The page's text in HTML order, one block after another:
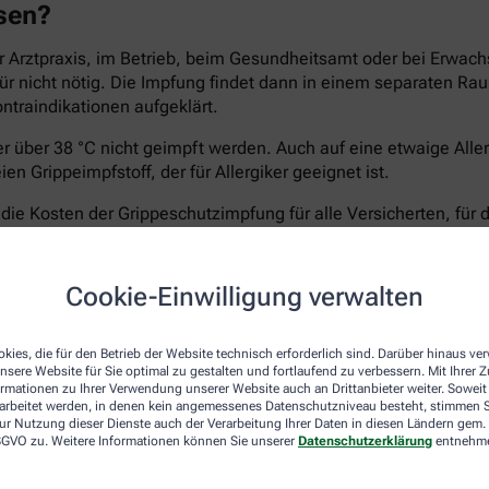
Cookie-Einwilligung verwalten
die für den Betrieb der Website technisch erforderlich sind. Darüber hinaus
Website für Sie optimal zu gestalten und fortlaufend zu verbessern. Mit Ihrer
zu Ihrer Verwendung unserer Website auch an Drittanbieter weiter. Soweit
werden, in denen kein angemessenes Datenschutzniveau besteht, stimmen
Nutzung dieser Dienste auch der Verarbeitung Ihrer Daten in diesen Ländern
zu. Weitere Informationen können Sie unserer Datenschutzerklärung
im Betrieb, beim Gesundheitsamt oder bei
nicht nötig. Die Impfung findet dann in einem separaten
aufgeklärt.
über 38 °C nicht geimpft werden. Auch auf eine etwaige
Grippeimpfstoff, der für Allergiker geeignet ist.
Kosten der Grippeschutzimpfung für alle Versicherten, für
treten, die Apotheken rechnen meist direkt mit der
Jahren, für die keine STIKO-Empfehlung vorliegt. Fragen
Koch-Institut empfiehlt die Impfung gegen Grippeviren